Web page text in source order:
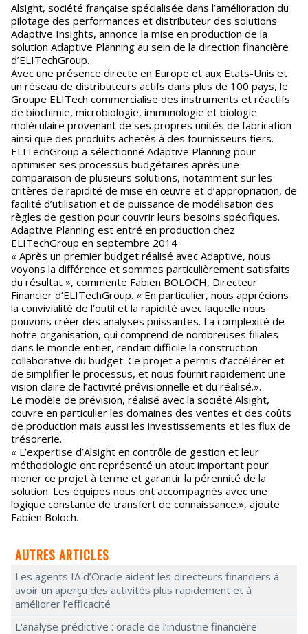
Alsight, société française spécialisée dans l’amélioration du
pilotage des performances et distributeur des solutions
Adaptive Insights, annonce la mise en production de la
solution Adaptive Planning au sein de la direction financière
d’ELITechGroup.
Avec une présence directe en Europe et aux Etats-Unis et
un réseau de distributeurs actifs dans plus de 100 pays, le
Groupe ELITech commercialise des instruments et réactifs
de biochimie, microbiologie, immunologie et biologie
moléculaire provenant de ses propres unités de fabrication
ainsi que des produits achetés à des fournisseurs tiers.
ELITechGroup a sélectionné Adaptive Planning pour
optimiser ses processus budgétaires après une
comparaison de plusieurs solutions, notamment sur les
critères de rapidité de mise en œuvre et d’appropriation, de
facilité d’utilisation et de puissance de modélisation des
règles de gestion pour couvrir leurs besoins spécifiques.
Adaptive Planning est entré en production chez
ELITechGroup en septembre 2014
« Après un premier budget réalisé avec Adaptive, nous
voyons la différence et sommes particulièrement satisfaits
du résultat », commente Fabien BOLOCH, Directeur
Financier d’ELITechGroup. « En particulier, nous apprécions
la convivialité de l’outil et la rapidité avec laquelle nous
pouvons créer des analyses puissantes. La complexité de
notre organisation, qui comprend de nombreuses filiales
dans le monde entier, rendait difficile la construction
collaborative du budget. Ce projet a permis d’accélérer et
de simplifier le processus, et nous fournit rapidement une
vision claire de l’activité prévisionnelle et du réalisé.».
Le modèle de prévision, réalisé avec la société Alsight,
couvre en particulier les domaines des ventes et des coûts
de production mais aussi les investissements et les flux de
trésorerie.
« L’expertise d’Alsight en contrôle de gestion et leur
méthodologie ont représenté un atout important pour
mener ce projet à terme et garantir la pérennité de la
solution. Les équipes nous ont accompagnés avec une
logique constante de transfert de connaissance.», ajoute
Fabien Boloch.
AUTRES ARTICLES
Les agents IA d’Oracle aident les directeurs financiers à
avoir un aperçu des activités plus rapidement et à
améliorer l’efficacité
L'analyse prédictive : oracle de l’industrie financière